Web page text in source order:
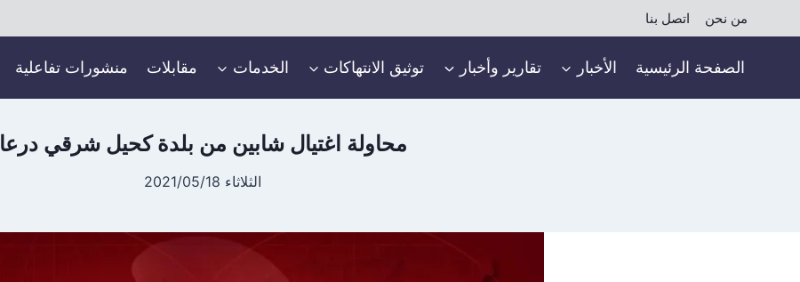
إلى
من نحن اتصل بنا
الصفحة الرئيسية الأخبار تقارير وأخبار توثيق الانتهاكات الخدمات مقابلات منشورات تفاعلية
محاولة اغتيال شابين من بلدة كحيل شرقي درعا
الثلاثاء 2021/05/18